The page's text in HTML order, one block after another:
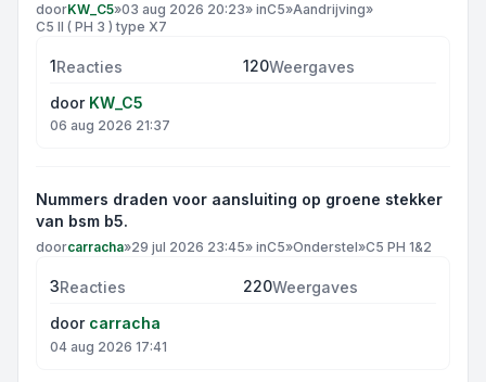
doorKW_C5»03 aug 2026 20:23» inC5»Aandrijving»
C5 II ( PH 3 ) type X7
1Reacties 120Weergaves
door KW_C5
06 aug 2026 21:37
Nummers draden voor aansluiting op groene stekker
van bsm b5.
doorcarracha»29 jul 2026 23:45» inC5»Onderstel»C5 PH 1&2
3Reacties 220Weergaves
door carracha
04 aug 2026 17:41